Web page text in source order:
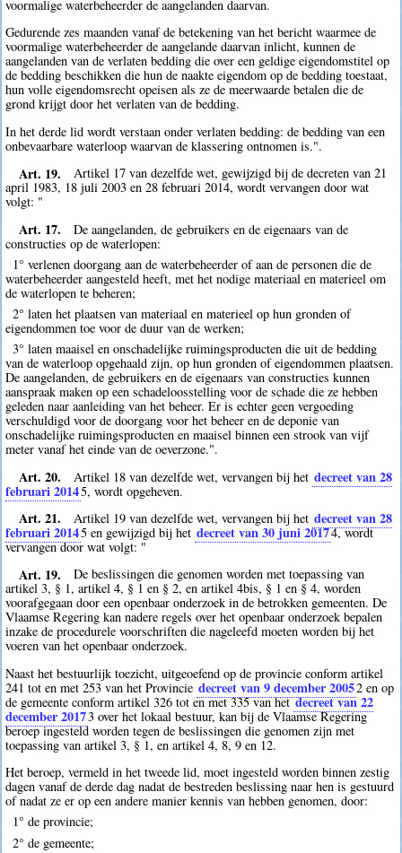
voormalige waterbeheerder de aangelanden daarvan.
Gedurende zes maanden vanaf de betekening van het bericht waarmee de
voormalige waterbeheerder de aangelande daarvan inlicht, kunnen de
aangelanden van de verlaten bedding die over een geldige eigendomstitel op
de bedding beschikken die hun de naakte eigendom op de bedding toestaat,
hun volle eigendomsrecht opeisen als ze de meerwaarde betalen die de
grond krijgt door het verlaten van de bedding.
In het derde lid wordt verstaan onder verlaten bedding: de bedding van een
onbevaarbare waterloop waarvan de klassering ontnomen is.".
Art. 19.
Artikel 17 van dezelfde wet, gewijzigd bij de decreten van 21
april 1983, 18 juli 2003 en 28 februari 2014, wordt vervangen door wat
volgt: "
Art. 17.
De aangelanden, de gebruikers en de eigenaars van de
constructies op de waterlopen:
1° verlenen doorgang aan de waterbeheerder of aan de personen die de
waterbeheerder aangesteld heeft, met het nodige materiaal en materieel om
de waterlopen te beheren;
2° laten het plaatsen van materiaal en materieel op hun gronden of
eigendommen toe voor de duur van de werken;
3° laten maaisel en onschadelijke ruimingsproducten die uit de bedding
van de waterloop opgehaald zijn, op hun gronden of eigendommen plaatsen.
De aangelanden, de gebruikers en de eigenaars van constructies kunnen
aanspraak maken op een schadeloosstelling voor de schade die ze hebben
geleden naar aanleiding van het beheer. Er is echter geen vergoeding
verschuldigd voor de doorgang voor het beheer en de deponie van
onschadelijke ruimingsproducten en maaisel binnen een strook van vijf
meter vanaf het einde van de oeverzone.".
Art. 20. Artikel 18 van dezelfde wet, vervangen bij het decreet van 28
februari 20145, wordt opgeheven.
Art. 21. Artikel 19 van dezelfde wet, vervangen bij het decreet van 28
februari 20145 en gewijzigd bij het decreet van 30 juni 20174, wordt
vervangen door wat volgt: "
Art. 19.
De beslissingen die genomen worden met toepassing van
artikel 3, § 1, artikel 4, § 1 en § 2, en artikel 4bis, § 1 en § 4, worden
voorafgegaan door een openbaar onderzoek in de betrokken gemeenten. De
Vlaamse Regering kan nadere regels over het openbaar onderzoek bepalen
inzake de procedurele voorschriften die nageleefd moeten worden bij het
voeren van het openbaar onderzoek.
Naast het bestuurlijk toezicht, uitgeoefend op de provincie conform artikel
241 tot en met 253 van het Provincie decreet van 9 december 20052 en op
de gemeente conform artikel 326 tot en met 335 van hetdecreet van 22
december 20173 over het lokaal bestuur, kan bij de Vlaamse Regering
beroep ingesteld worden tegen de beslissingen die genomen zijn met
toepassing van artikel 3, § 1, en artikel 4, 8, 9 en 12.
Het beroep, vermeld in het tweede lid, moet ingesteld worden binnen zestig
dagen vanaf de derde dag nadat de bestreden beslissing naar hen is gestuurd
of nadat ze er op een andere manier kennis van hebben genomen, door:
1° de provincie;
2° de gemeente;